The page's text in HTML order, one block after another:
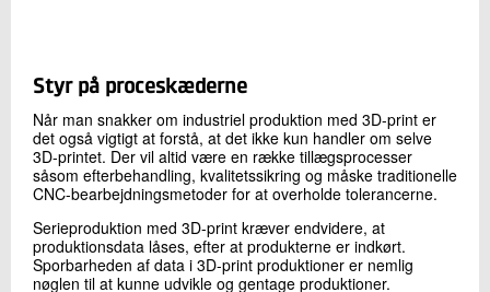
Styr på proceskæderne
Når man snakker om industriel produktion med 3D-print er
det også vigtigt at forstå, at det ikke kun handler om selve
3D-printet. Der vil altid være en række tillægsprocesser
såsom efterbehandling, kvalitetssikring og måske traditionelle
CNC-bearbejdningsmetoder for at overholde tolerancerne.
Serieproduktion med 3D-print kræver endvidere, at
produktionsdata låses, efter at produkterne er indkørt.
Sporbarheden af data i 3D-print produktioner er nemlig
nøglen til at kunne udvikle og gentage produktioner.